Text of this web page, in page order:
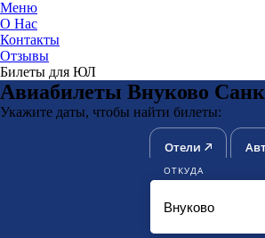
Меню
О Нас
Контакты
Отзывы
Билеты для ЮЛ
Авиабилеты Внуково
Укажите даты, чтобы найти билеты:
Отели
ОТКУДА